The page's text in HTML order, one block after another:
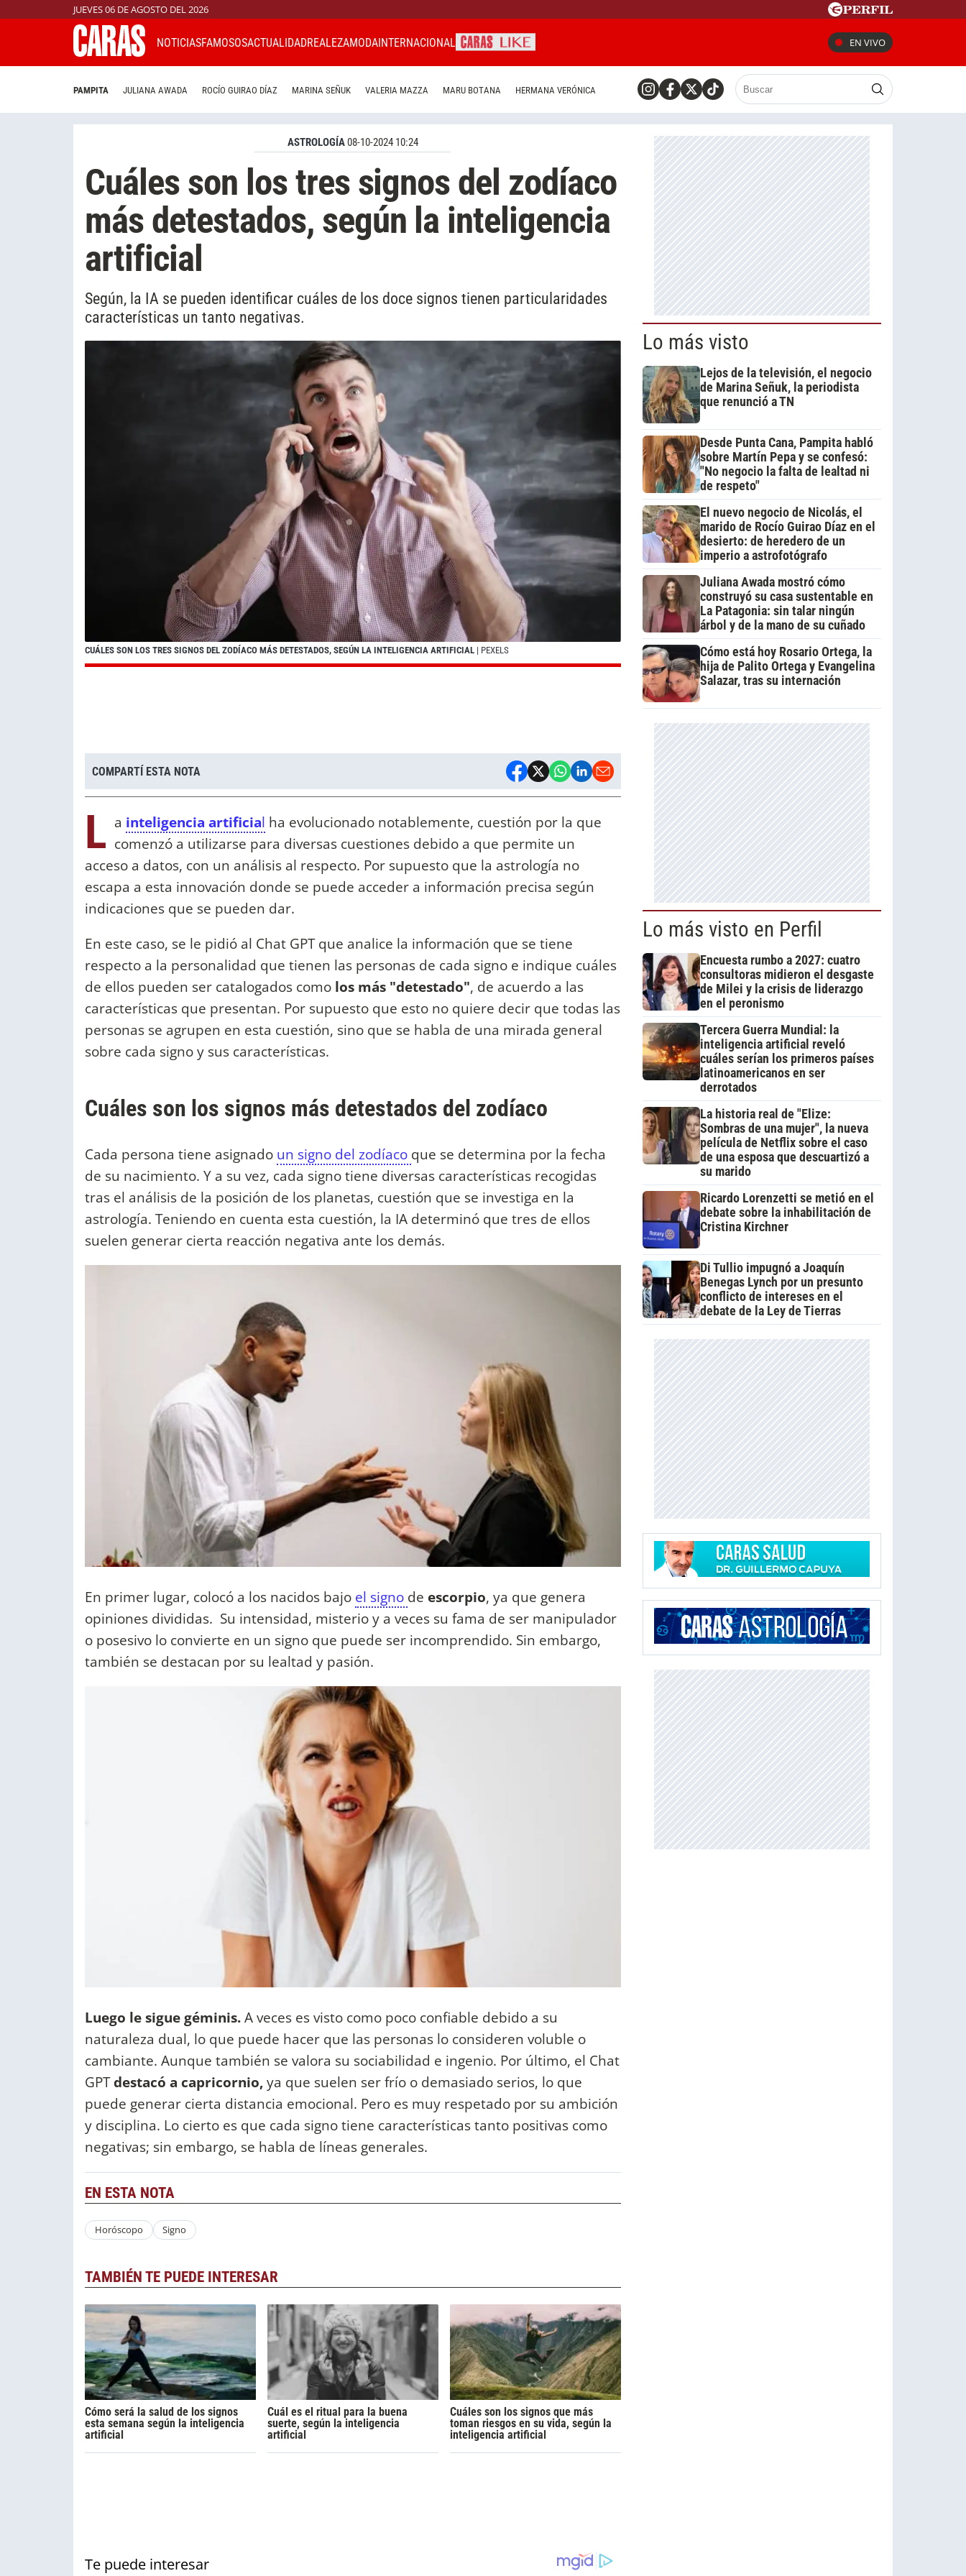
JUEVES 06 DE AGOSTO DEL 2026
NOTICIASFAMOSOSACTUALIDADREALEZAMODAINTERNACIONAL EN VIVO
PAMPITA JULIANA AWADA ROCÍO GUIRAO DÍAZ MARINA SEÑUK VALERIA MAZZA MARU BOTANA HERMANA VERÓNICA
ASTROLOGÍA08-10-2024 10:24
Cuáles son los tres signos del zodíaco
más detestados, según la inteligencia
artificial
Según, la IA se pueden identificar cuáles de los doce signos tienen particularidades
características un tanto negativas.
CUÁLES SON LOS TRES SIGNOS DEL ZODÍACO MÁS DETESTADOS, SEGÚN LA INTELIGENCIA ARTIFICIAL | PEXELS
COMPARTÍ ESTA NOTA
L a inteligencia artificial ha evolucionado notablemente, cuestión por la que
comenzó a utilizarse para diversas cuestiones debido a que permite un
acceso a datos, con un análisis al respecto. Por supuesto que la astrología no
escapa a esta innovación donde se puede acceder a información precisa según
indicaciones que se pueden dar.
En este caso, se le pidió al Chat GPT que analice la información que se tiene
respecto a la personalidad que tienen las personas de cada signo e indique cuáles
de ellos pueden ser catalogados como los más "detestado", de acuerdo a las
características que presentan. Por supuesto que esto no quiere decir que todas las
personas se agrupen en esta cuestión, sino que se habla de una mirada general
sobre cada signo y sus características.
Cuáles son los signos más detestados del zodíaco
Cada persona tiene asignado un signo del zodíaco que se determina por la fecha
de su nacimiento. Y a su vez, cada signo tiene diversas características recogidas
tras el análisis de la posición de los planetas, cuestión que se investiga en la
astrología. Teniendo en cuenta esta cuestión, la IA determinó que tres de ellos
suelen generar cierta reacción negativa ante los demás.
En primer lugar, colocó a los nacidos bajo el signo de escorpio, ya que genera
opiniones divididas. Su intensidad, misterio y a veces su fama de ser manipulador
o posesivo lo convierte en un signo que puede ser incomprendido. Sin embargo,
también se destacan por su lealtad y pasión.
Luego le sigue géminis.A veces es visto como poco confiable debido a su
naturaleza dual, lo que puede hacer que las personas lo consideren voluble o
cambiante. Aunque también se valora su sociabilidad e ingenio. Por último, el Chat
GPTdestacó a capricornio,ya que suelen ser frío o demasiado serios, lo que
puede generar cierta distancia emocional. Pero es muy respetado por su ambición
y disciplina. Lo cierto es que cada signo tiene características tanto positivas como
negativas; sin embargo, se habla de líneas generales.
EN ESTA NOTA
Horóscopo Signo
TAMBIÉN TE PUEDE INTERESAR
Cómo será la salud de los signos
esta semana según la inteligencia
artificial
Cuál es el ritual para la buena
suerte, según la inteligencia
artificial
Cuáles son los signos que más
toman riesgos en su vida, según la
inteligencia artificial
Lo más visto
Lejos de la televisión, el negocio
de Marina Señuk, la periodista
que renunció a TN
Desde Punta Cana, Pampita habló
sobre Martín Pepa y se confesó:
"No negocio la falta de lealtad ni
de respeto"
El nuevo negocio de Nicolás, el
marido de Rocío Guirao Díaz en el
desierto: de heredero de un
imperio a astrofotógrafo
Juliana Awada mostró cómo
construyó su casa sustentable en
La Patagonia: sin talar ningún
árbol y de la mano de su cuñado
Cómo está hoy Rosario Ortega, la
hija de Palito Ortega y Evangelina
Salazar, tras su internación
Lo más visto en Perfil
Encuesta rumbo a 2027: cuatro
consultoras midieron el desgaste
de Milei y la crisis de liderazgo
en el peronismo
Tercera Guerra Mundial: la
inteligencia artificial reveló
cuáles serían los primeros países
latinoamericanos en ser
derrotados
La historia real de "Elize:
Sombras de una mujer", la nueva
película de Netflix sobre el caso
de una esposa que descuartizó a
su marido
Ricardo Lorenzetti se metió en el
debate sobre la inhabilitación de
Cristina Kirchner
Di Tullio impugnó a Joaquín
Benegas Lynch por un presunto
conflicto de intereses en el
debate de la Ley de Tierras